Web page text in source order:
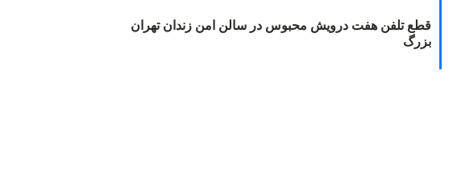
قطع تلفن هفت درویش محبوس در سالن امن زندان تهران
بزرگ